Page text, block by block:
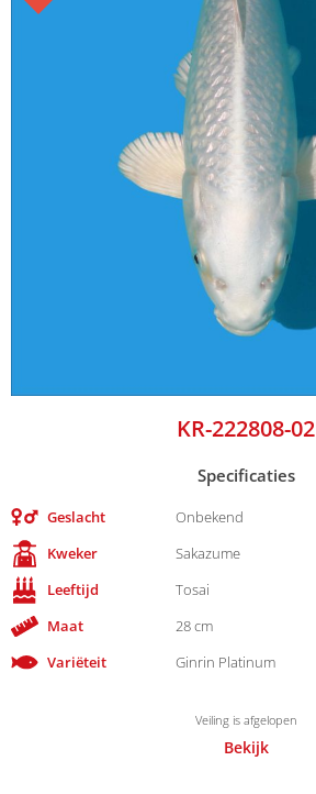
KR-222808-02
Specificaties
Geslacht
Onbekend
Kweker
Sakazume
Leeftijd
Tosai
Maat
28 cm
Variëteit
Ginrin Platinum
Veiling is afgelopen
Bekijk